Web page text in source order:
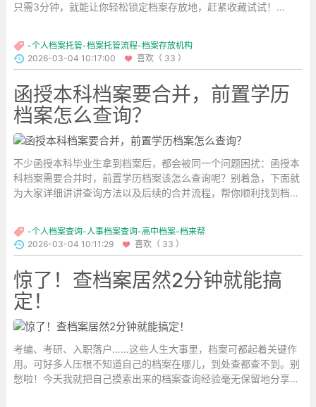
只需3分钟，就能让你轻松锁定档案存放地，赶紧收藏试试！...
-个人档案托管-档案托管流程-档案存放机构
2026-03-04 10:17:00
喜欢（ 33 ）
函授本科档案要合并，前置学历
档案怎么查询？
不少函授本科毕业生拿到档案后，都会被同一个问题困扰：函授本
科档案需要合并时，前置学历档案该怎么查询呢？别着急，下面就
为大家详细讲讲查询方法以及后续的合并流程，帮你顺利找到档案
-个人档案查询-人事档案查询-高中档案-档来帮
2026-03-04 10:11:29
喜欢（ 33 ）
惊了！查档案居然2分钟就能搞
定！
考编、考研、入职落户……这些人生大事里，档案可都起着关键作
用。可好多人压根不知道自己的档案在哪儿，到处查都查不到。别
愁啦！今天我就把自己摸索出来的档案查询经验毫无保留地分享给